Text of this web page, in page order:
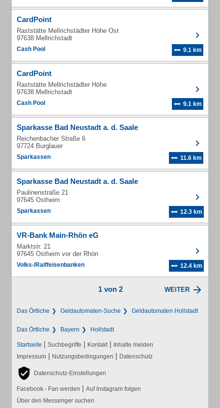
CardPoint
Raststätte Mellrichstädter Höhe Ost
97638 Mellrichstadt
Cash Pool 9.1 km
CardPoint
Raststätte Mellrichstädter Höhe
97638 Mellrichstadt
Cash Pool 9.1 km
Sparkasse Bad Neustadt a. d. Saale
Reichenbacher Straße 6
97724 Burglauer
Sparkassen 11.6 km
Sparkasse Bad Neustadt a. d. Saale
Paulinenstraße 21
97645 Ostheim
Sparkassen 12.3 km
VR-Bank Main-Rhön eG
Marktstr. 21
97645 Ostheim vor der Rhön
Volks-/Raiffeisenbanken 12.4 km
1 von 2 WEITER
Das Örtliche Geldautomaten-Suche Geldautomaten Hollstadt
Das Örtliche Bayern Hollstadt
Startseite | Suchbegriffe | Kontakt | Inhalte melden
Impressum | Nutzungsbedingungen | Datenschutz
Datenschutz-Einstellungen
Facebook - Fan werden | Auf Instagram folgen
Über den Messenger suchen